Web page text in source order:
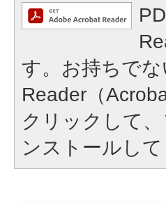
す。お持ちで
Reader（
クリックして
ンストールして